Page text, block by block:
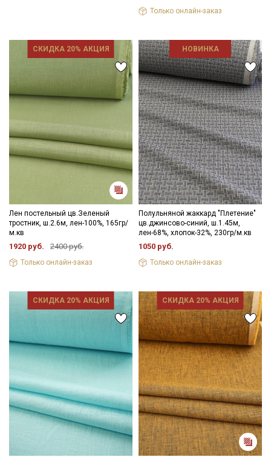
Только онлайн-заказ
СКИДКА 20% АКЦИЯ
Лен постельный цв.Зеленый
тростник, ш.2.6м, лен-100%, 165гр/
м.кв
1920 руб. 2400 руб.
Только онлайн-заказ
НОВИНКА
Полульняной жаккард "Плетение"
цв.джинсово-синий, ш.1.45м,
лен-68%, хлопок-32%, 230гр/м.кв
1050 руб.
Только онлайн-заказ
СКИДКА 20% АКЦИЯ СКИДКА 20% АКЦИЯ